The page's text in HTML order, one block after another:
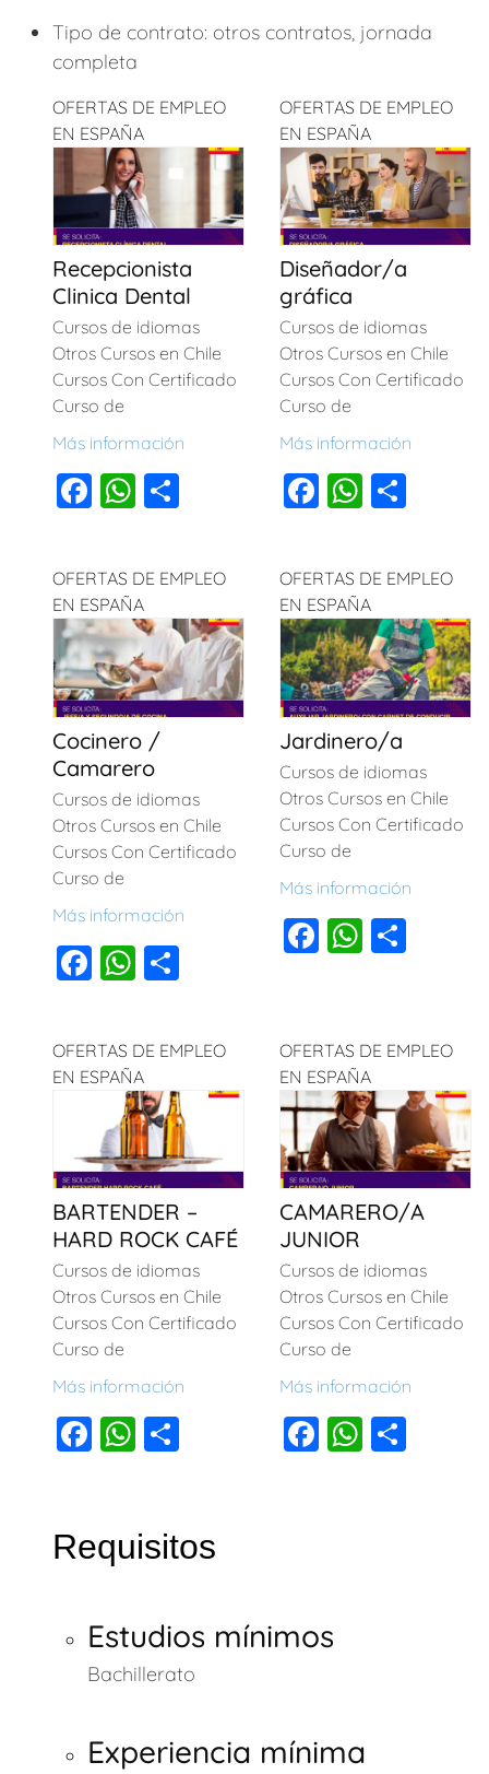
Tipo de contrato: otros contratos, jornada
completa
OFERTAS DE EMPLEO
EN ESPAÑA
Recepcionista
Clinica Dental
Cursos de idiomas
Otros Cursos en Chile
Cursos Con Certificado
Curso de
Más información
F
c
e
b
o
o
k
W
at
s
A
p
p
m
p
ar
tir
OFERTAS DE EMPLEO
EN ESPAÑA
Diseñador/a
gráfica
Cursos de idiomas
Otros Cursos en Chile
Cursos Con Certificado
Curso de
Más información
F
c
e
b
o
o
k
W
at
s
A
p
p
m
p
ar
tir
OFERTAS DE EMPLEO
EN ESPAÑA
Cocinero /
Camarero
Cursos de idiomas
Otros Cursos en Chile
Cursos Con Certificado
Curso de
Más información
F
c
e
o
o
k
W
at
s
A
p
p
m
p
ar
tir
OFERTAS DE EMPLEO
EN ESPAÑA
Jardinero/a
Cursos de idiomas
Otros Cursos en Chile
Cursos Con Certificado
Curso de
Más información
F
e
b
o
o
k
W
s
A
p
p
p
tir
OFERTAS DE EMPLEO
EN ESPAÑA
BARTENDER –
HARD ROCK CAFÉ
Cursos de idiomas
Otros Cursos en Chile
Cursos Con Certificado
Curso de
Más información
F
e
b
o
k
W
s
A
p
p
ar
OFERTAS DE EMPLEO
EN ESPAÑA
CAMARERO/A
JUNIOR
Cursos de idiomas
Otros Cursos en Chile
Cursos Con Certificado
Curso de
Más información
F
o
W
Requisitos
Estudios mínimos
Bachillerato
Experiencia mínima